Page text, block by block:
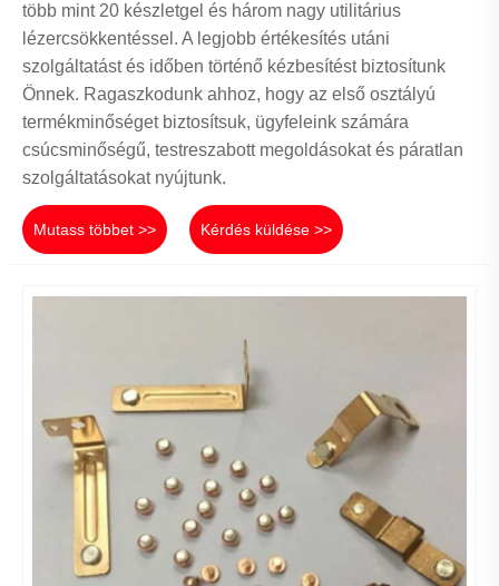
több mint 20 készletgel és három nagy utilitárius
lézercsökkentéssel. A legjobb értékesítés utáni
szolgáltatást és időben történő kézbesítést biztosítunk
Önnek. Ragaszkodunk ahhoz, hogy az első osztályú
termékminőséget biztosítsuk, ügyfeleink számára
csúcsminőségű, testreszabott megoldásokat és páratlan
szolgáltatásokat nyújtunk.
Mutass többet >> Kérdés küldése >>